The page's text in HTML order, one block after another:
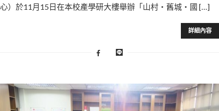
心）於11月15日在本校產學研大樓舉辦「山村‧舊城‧國 […]
詳細內容